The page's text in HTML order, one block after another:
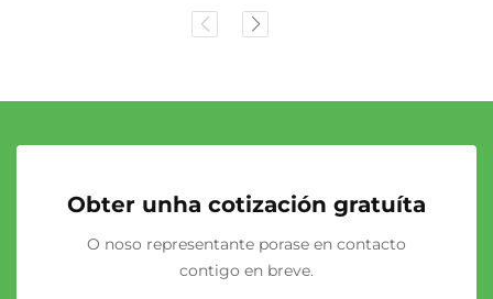
Obter unha cotización gratuíta
O noso representante porase en contacto
contigo en breve.